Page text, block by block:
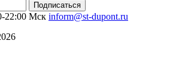
Подписаться
22:00 Мск inform@st-dupont.ru